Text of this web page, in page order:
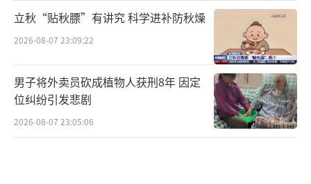
立秋“贴秋膘”有讲究 科学进补防秋燥
2026-08-07 23:09:22
男子将外卖员砍成植物人获刑8年 因定
位纠纷引发悲剧
2026-08-07 23:05:06